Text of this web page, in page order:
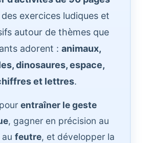
exercices ludiques et
autour de thèmes que
adorent : animaux,
dinosaures, espace,
et lettres.
entraîner le geste
, gagner en précision au
feutre, et développer la